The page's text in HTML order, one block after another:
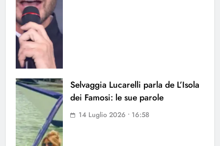
Selvaggia Lucarelli parla de L’Isola
dei Famosi: le sue parole
14 Luglio 2026 • 16:58